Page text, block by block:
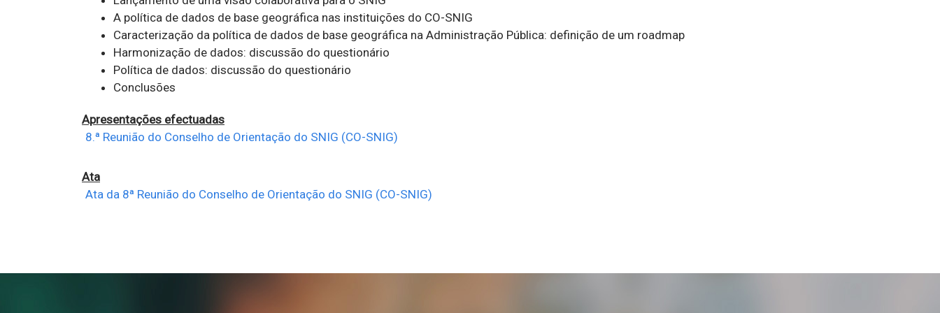
A política de dados de base geográfica nas instituições do CO-SNIG
Caracterização da política de dados de base geográfica na Administração Pública: definição de um roadmap
Harmonização de dados: discussão do questionário
Política de dados: discussão do questionário
Conclusões
Apresentações efectuadas
8.ª Reunião do Conselho de Orientação do SNIG (CO-SNIG)
Ata
Ata da 8ª Reunião do Conselho de Orientação do SNIG (CO-SNIG)